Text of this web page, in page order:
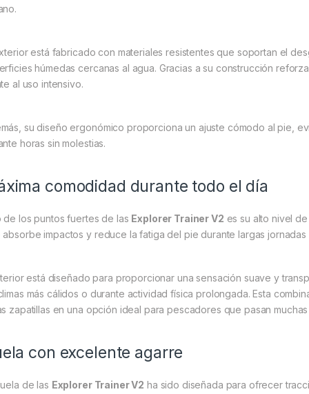
está fabricado con materiales resistentes que soportan el
húmedas cercanas al agua. Gracias a su construcción
al uso intensivo.
su diseño ergonómico proporciona un ajuste cómodo al pie,
horas sin molestias.
comodidad durante todo el día
de los puntos fuertes de las Explorer Trainer V2 es su alto nivel
absorbe impactos y reduce la fatiga del pie durante largas jornadas
está diseñado para proporcionar una sensación suave y
más cálidos o durante actividad física prolongada. Esta
zapatillas en una opción ideal para pescadores que pasan
con excelente agarre
de las Explorer Trainer V2 ha sido diseñada para ofrecer